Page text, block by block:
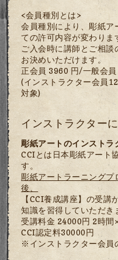
<会員種別とは>
会員種別により、彫紙ア
ての許可内容が変わりま
ご入会時に講師とご相
お決めいただけます。
正会員 3960 円/一般会
(インストラクター会員
対象)
インストラクター
彫紙アートのインストラ
CCIとは日本彫紙アート
す。
彫紙アートラーニング
後、
【CCI養成講座】の受講
知識を習得していただき
受講料金 24000円 2時間
CCI認定料30000円
※インストラクター会員